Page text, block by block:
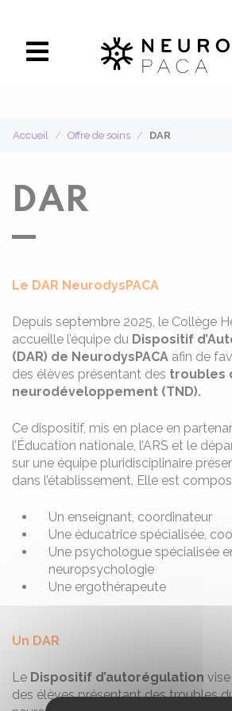
Accueil Offre de soins DAR
DAR
Le DAR NeurodysPACA
Depuis septembre 2025, le Collège
accueille l’équipe du Dispositif
(DAR) de NeurodysPACA afin de
des élèves présentant des troubles
neurodéveloppement (TND).
Ce dispositif, mis en place en
l’Éducation nationale, l’ARS et le
sur une équipe pluridisciplinaire
dans l’établissement. Elle est
Un enseignant, coordinateur
Une éducatrice spécialisée,
Une psychologue spécialisée
neuropsychologie
Une ergothérapeute
Un DAR
Le Dispositif d’autorégulation
des élèves présentant des troubles